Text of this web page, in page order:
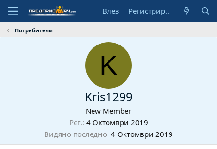
Влез Регистрирай се
Потребители
K
Kris1299
New Member
Рег. 4 Октомври 2019
Видяно последно 4 Октомври 2019